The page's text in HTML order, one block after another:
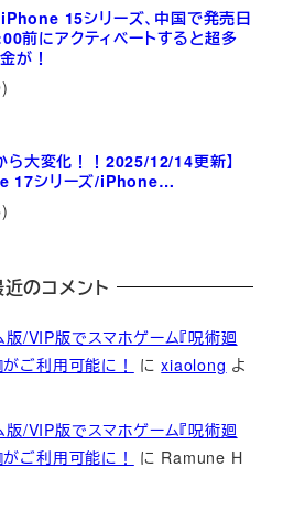
iPhone 15シリーズ、中国で発売日
前にアクティベートすると超多
が！
ら大変化！！2025/12/14更新】
17シリーズ/iPhone…
のコメント
/VIP版でスマホゲーム『呪術廻
がご利用可能に！
にxiaolong よ
/VIP版でスマホゲーム『呪術廻
がご利用可能に！
に Ramune H